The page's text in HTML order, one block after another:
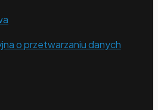
o przetwarzaniu danych